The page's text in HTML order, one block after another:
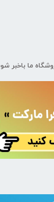
ما باخبر